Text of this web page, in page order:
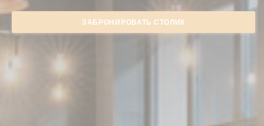
ЗАБРОНИРОВАТЬ СТОЛИК